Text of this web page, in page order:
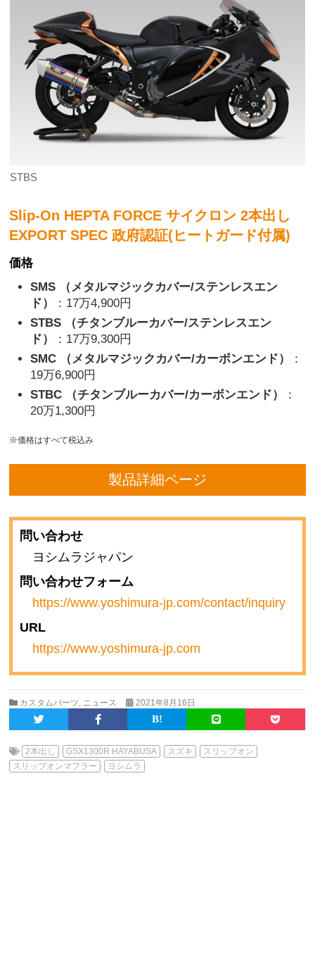
STBS
Slip-On HEPTA FORCE サイクロン 2本出し
EXPORT SPEC 政府認証(ヒートガード付属)
価格
SMS （メタルマジックカバー/ステンレスエン
ド）
：17万4,900円
STBS （チタンブルーカバー/ステンレスエン
ド）
：17万9,300円
SMC （メタルマジックカバー/カーボンエンド）
：
19万6,900円
STBC （チタンブルーカバー/カーボンエンド）
：
20万1,300円
※価格はすべて税込み
製品詳細ページ
問い合わせ
ヨシムラジャパン
問い合わせフォーム
https://www.yoshimura-jp.com/contact/inquiry
URL
https://www.yoshimura-jp.com
カスタムパーツ, ニュース 2021年8月16日
2本出し GSX1300R HAYABUSA スズキ
スリップオン
スリップオンマフラー
ヨシムラ